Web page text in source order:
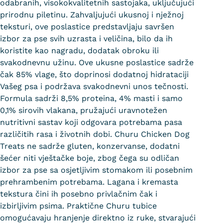
odabranih, visokokvalitetnih sastojaka, uključujući
prirodnu piletinu. Zahvaljujući ukusnoj i nježnoj
teksturi, ove poslastice predstavljaju savršen
izbor za pse svih uzrasta i veličina, bilo da ih
koristite kao nagradu, dodatak obroku ili
svakodnevnu užinu. Ove ukusne poslastice sadrže
čak 85% vlage, što doprinosi dodatnoj hidrataciji
Vašeg psa i podržava svakodnevni unos tečnosti.
Formula sadrži 8,5% proteina, 4% masti i samo
0,1% sirovih vlakana, pružajući uravnotežen
nutritivni sastav koji odgovara potrebama pasa
različitih rasa i životnih dobi. Churu Chicken Dog
Treats ne sadrže gluten, konzervanse, dodatni
šećer niti vještačke boje, zbog čega su odličan
izbor za pse sa osjetljivim stomakom ili posebnim
prehrambenim potrebama. Lagana i kremasta
tekstura čini ih posebno privlačnim čak i
izbirljivim psima. Praktične Churu tubice
omogućavaju hranjenje direktno iz ruke, stvarajući